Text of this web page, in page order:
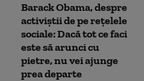
Barack Obama, despre
activiştii de pe reţelele
sociale: Dacă tot ce faci
este să arunci cu
pietre, nu vei ajunge
prea departe